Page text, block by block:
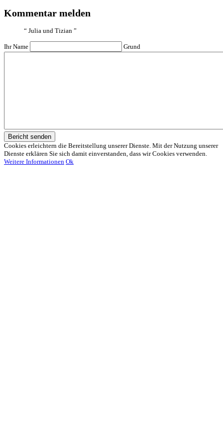
Kommentar melden
“ Julia und Tizian ”
Ihr Name Grund
Bericht senden
Cookies erleichtern die Bereitstellung unserer Dienste. Mit der Nutzung unserer
Dienste erklären Sie sich damit einverstanden, dass wir Cookies verwenden.
Weitere Informationen Ok